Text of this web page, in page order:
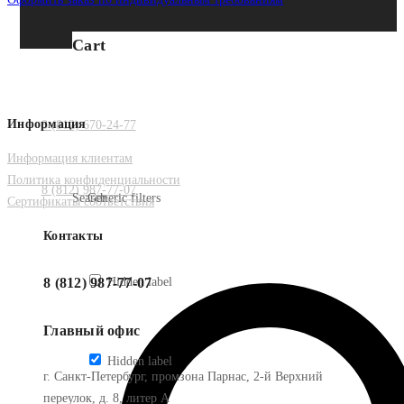
8 (812) 670-24-77
8 (812) 987-77-07
Cart
Search
Generic filters
Hidden label
Hidden label
Информация
Информация клиентам
Политика конфиденциальности
Сертификаты соответствия
Контакты
8 (812) 987-77-07
Главный офис
г. Санкт-Петербург, промзона Парнас, 2-й Верхний
переулок, д. 8, литер А